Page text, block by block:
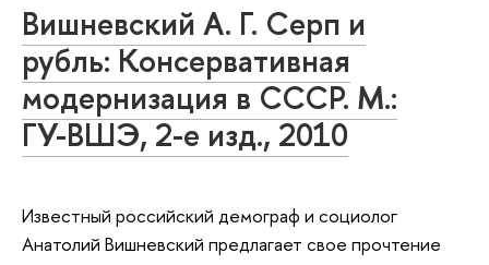
Вишневский А. Г. Серп и
рубль: Консервативная
модернизация в СССР. М.:
ГУ-ВШЭ, 2-е изд., 2010
Известный российский демограф и социолог
Анатолий Вишневский предлагает свое прочтение